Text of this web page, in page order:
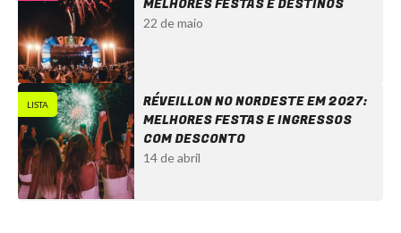
MELHORES FESTAS E DESTINOS
22 de maio
LISTA
RÉVEILLON NO NORDESTE EM 2027:
MELHORES FESTAS E INGRESSOS
COM DESCONTO
14 de abril